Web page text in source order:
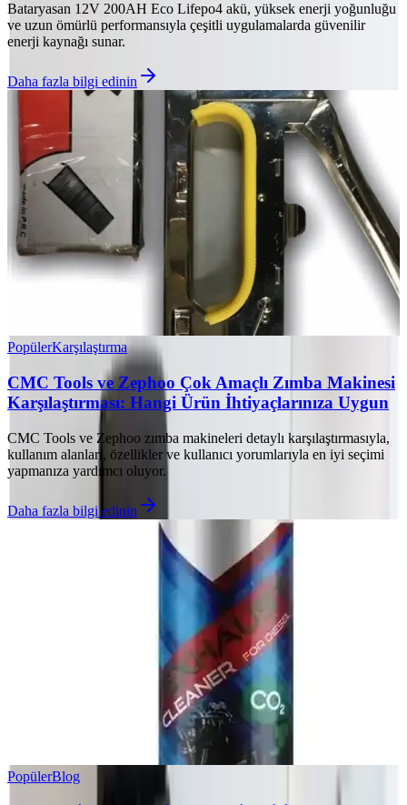
Bataryasan 12V 200AH Eco Lifepo4 akü, yüksek enerji yoğunluğu
ve uzun ömürlü performansıyla çeşitli uygulamalarda güvenilir
enerji kaynağı sunar.
Daha fazla bilgi edinin
PopülerKarşılaştırma
CMC Tools ve Zephoo Çok Amaçlı Zımba Makinesi
Karşılaştırması: Hangi Ürün İhtiyaçlarınıza Uygun
CMC Tools ve Zephoo zımba makineleri detaylı karşılaştırmasıyla,
kullanım alanları, özellikler ve kullanıcı yorumlarıyla en iyi seçimi
yapmanıza yardımcı oluyor.
Daha fazla bilgi edinin
PopülerBlog